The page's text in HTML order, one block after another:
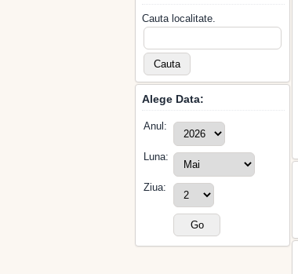
Cauta localitate.
Alege Data:
Anul:
Luna:
Ziua: